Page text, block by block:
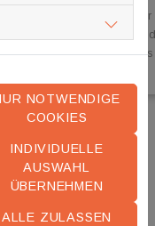
psych...
Die Zahl
steigt zwar,
bestehen:
NOTWENDIGE
COOKIES
INDIVIDUELLE
AUSWAHL
ÜBERNEHMEN
ALLE ZULASSEN